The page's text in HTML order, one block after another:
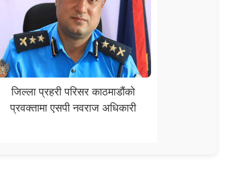
जिल्ला प्रहरी परिसर काठमाडौंको
प्रवक्तामा एसपी नवराज अधिकारी